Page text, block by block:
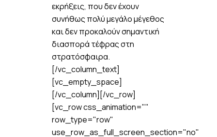
εκρήξεις, που δεν έχουν
συνήθως πολύ μεγάλο μέγεθος
και δεν προκαλούν σημαντική
διασπορά τέφρας στη
στρατόσφαιρα.
[/vc_column_text]
[vc_empty_space]
[/vc_column][/vc_row]
[vc_row css_animation=""
row_type="row"
use_row_as_full_screen_section="no"